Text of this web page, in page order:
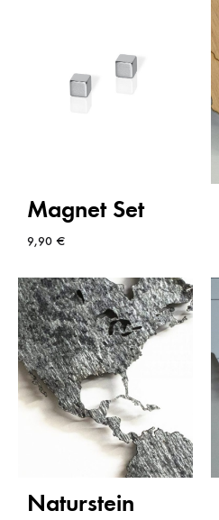
Magnet Set
9,90 €
Naturstein